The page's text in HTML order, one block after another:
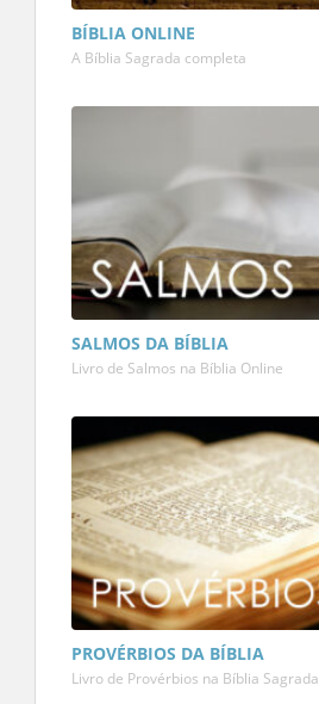
BÍBLIA ONLINE
A Bíblia Sagrada completa
SALMOS DA BÍBLIA
Livro de Salmos na Bíblia Online
PROVÉRBIOS DA BÍBLIA
Livro de Provérbios na Bíblia Sagrada